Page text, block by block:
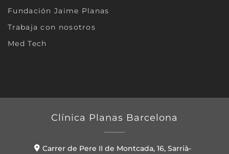
Fundación Jaime Planas
Trabaja con nosotros
Med Tech
Clínica Planas Barcelona
Carrer de Pere II de Montcada, 16, Sarrià-